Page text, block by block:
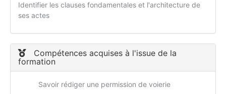
Identifier les clauses fondamentales et l'architecture de
ses actes
Compétences acquises à l'issue de la
formation
Savoir rédiger une permission de voierie